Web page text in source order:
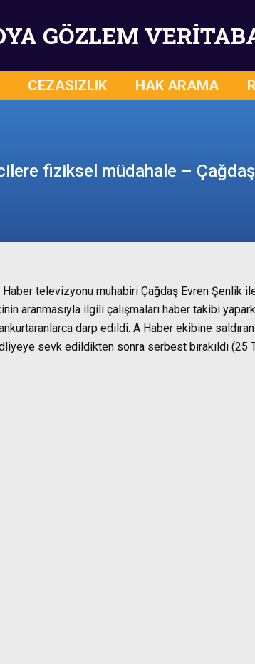
GÖZLEM
CEZASIZLIK HAK ARAMA
fiziksel müdahale –
Haber televizyonu muhabiri Çağdaş Evren Şenlik
aranmasıyla ilgili çalışmaları haber takibi
darp edildi. A Haber ekibine
sevk edildikten sonra serbest bırakıldı (25